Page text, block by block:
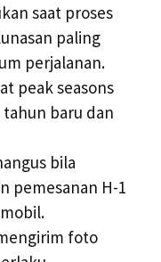
saat proses
paling
perjalanan.
peak seasons
baru dan
bila
pemesanan H-1
foto